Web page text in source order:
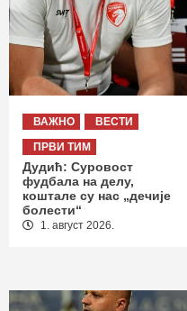
ВАЖНО
ВЕСТИ
ПРВИ ТИМ
Дудић: Суровост
фудбала на делу,
коштале су нас „дечије
болести“
1. август 2026.